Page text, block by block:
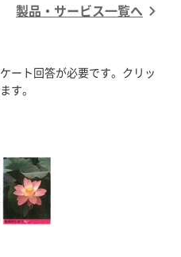
製品・サービス一覧へ
ート回答が必要です。クリッ
す。